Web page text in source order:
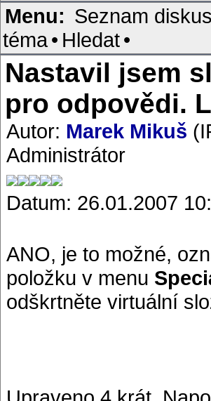
Menu: Seznam
téma• Hledat•
Nastavil jsem
pro odpovědi.
Autor: Marek Mikuš
Administrátor
Datum: 26.01.2007
ANO, je to možné,
položku v menu
odškrtněte virtuální